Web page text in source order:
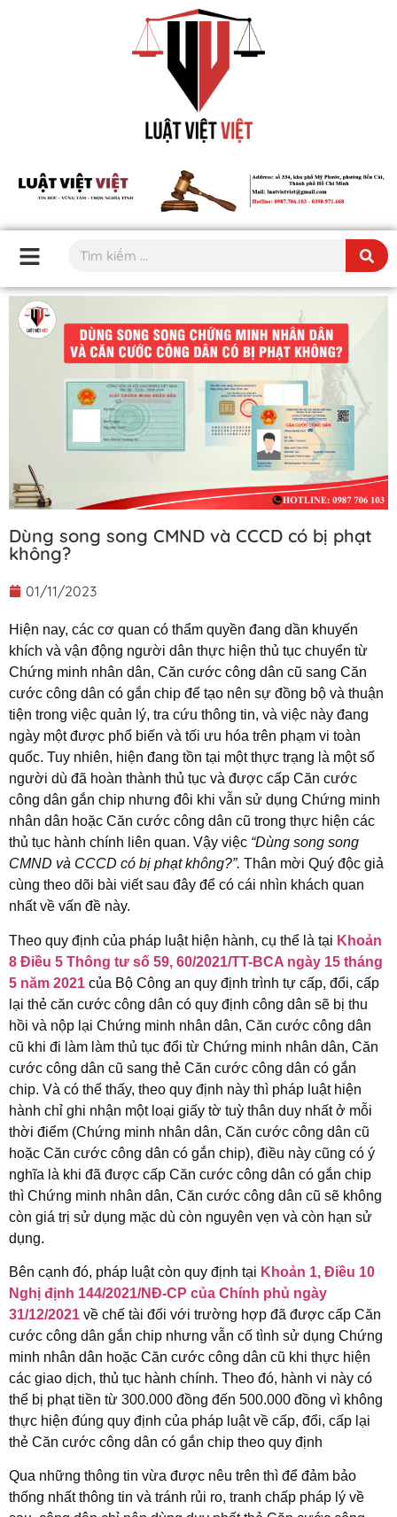
Dùng song song CMND và CCCD có bị phạt
không?
01/11/2023
Hiện nay, các cơ quan có thẩm quyền đang dần khuyến
khích và vận động người dân thực hiện thủ tục chuyển từ
Chứng minh nhân dân, Căn cước công dân cũ sang Căn
cước công dân có gắn chip để tạo nên sự đồng bộ và thuận
tiện trong việc quản lý, tra cứu thông tin, và việc này đang
ngày một được phổ biến và tối ưu hóa trên phạm vi toàn
quốc. Tuy nhiên, hiện đang tồn tại một thực trạng là một số
người dù đã hoàn thành thủ tục và được cấp Căn cước
công dân gắn chip nhưng đôi khi vẫn sử dụng Chứng minh
nhân dân hoặc Căn cước công dân cũ trong thực hiện các
thủ tục hành chính liên quan. Vậy việc “Dùng song song
CMND và CCCD có bị phạtkhông?”. Thân mời Quý độc giả
cùng theo dõi bài viết sau đây để có cái nhìn khách quan
nhất về vấn đề này.
Theo quy định của pháp luật hiện hành, cụ thể là tại Khoản
8 Điều 5 Thông tư số 59, 60/2021/TT-BCA ngày 15 tháng
5 năm 2021 của Bộ Công an quy định trình tự cấp, đổi, cấp
lại thẻ căn cước công dân có quy định công dân sẽ bị thu
hồi và nộp lại Chứng minh nhân dân, Căn cước công dân
cũ khi đi làm làm thủ tục đổi từ Chứng minh nhân dân, Căn
cước công dân cũ sang thẻ Căn cước công dân có gắn
chip. Và có thể thấy, theo quy định này thì pháp luật hiện
hành chỉ ghi nhận một loại giấy tờ tuỳ thân duy nhất ở mỗi
thời điểm (Chứng minh nhân dân, Căn cước công dân cũ
hoặc Căn cước công dân có gắn chip), điều này cũng có ý
nghĩa là khi đã được cấp Căn cước công dân có gắn chip
thì Chứng minh nhân dân, Căn cước công dân cũ sẽ không
còn giá trị sử dụng mặc dù còn nguyên vẹn và còn hạn sử
dụng.
Bên cạnh đó, pháp luật còn quy định tại Khoản 1, Điều 10
Nghị định 144/2021/NĐ-CP của Chính phủ ngày
31/12/2021 về chế tài đối với trường hợp đã được cấp Căn
cước công dân gắn chip nhưng vẫn cố tình sử dụng Chứng
minh nhân dân hoặc Căn cước công dân cũ khi thực hiện
các giao dịch, thủ tục hành chính. Theo đó, hành vi này có
thể bị phạt tiền từ 300.000 đồng đến 500.000 đồng vì không
thực hiện đúng quy định của pháp luật về cấp, đổi, cấp lại
thẻ Căn cước công dân có gắn chip theo quy định
Qua những thông tin vừa được nêu trên thì để đảm bảo
thống nhất thông tin và tránh rủi ro, tranh chấp pháp lý về